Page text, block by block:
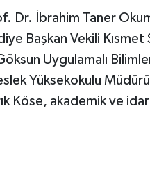
Dr. İbrahim Taner
Başkan Vekili
Uygulamalı
Yüksekokulu
Köse, akademik ve